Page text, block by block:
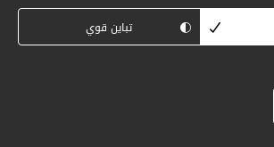
تباين قوي